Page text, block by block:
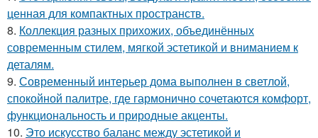
ценная для компактных пространств.
8. Коллекция разных прихожих, объединённых
современным стилем, мягкой эстетикой и вниманием к
деталям.
9. Современный интерьер дома выполнен в светлой,
спокойной палитре, где гармонично сочетаются комфорт,
функциональность и природные акценты.
10. Это искусство баланс между эстетикой и